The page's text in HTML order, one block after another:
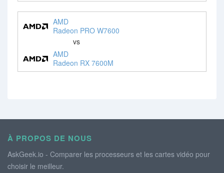
AMD
Radeon PRO W7600
vs
AMD
Radeon RX 7600M
À PROPOS DE NOUS
AskGeek.io - Comparer les processeurs et les cartes vidéo pour
choisir le meilleur.